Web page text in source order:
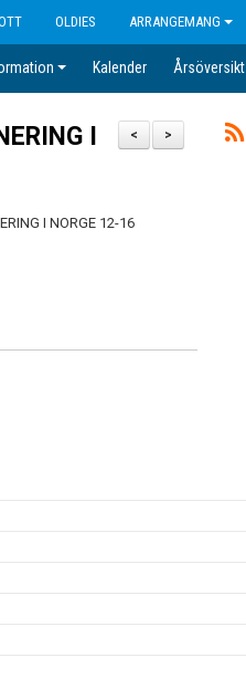
OLDIES ARRANGEMANG
Kalender Årsöversikt
>
<
I
I NORGE 12-16